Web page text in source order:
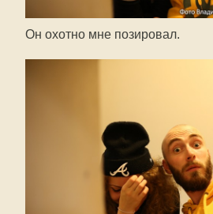
Он охотно мне позировал.